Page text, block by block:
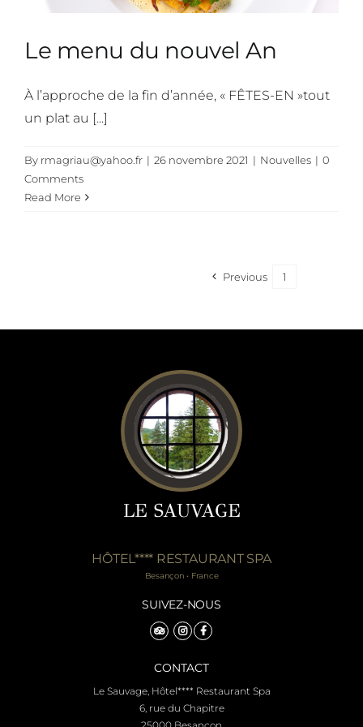
Le menu du nouvel An
À l’approche de la fin d’année, « FÊTES-EN »tout
un plat au [...]
By rmagriau@yahoo.fr | 26 novembre 2021 | Nouvelles | 0
Comments
Read More
Previous 1
LE SAUVAGE
HÔTEL**** RESTAURANT SPA
Besançon • France
SUIVEZ-NOUS
CONTACT
Le Sauvage, Hôtel**** Restaurant Spa
6, rue du Chapitre